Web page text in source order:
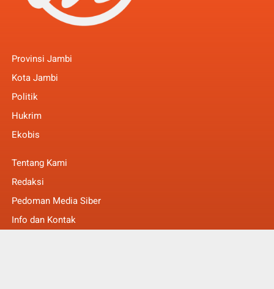
Provinsi Jambi
Kota Jambi
Politik
Hukrim
Ekobis
Tentang Kami
Redaksi
Pedoman Media Siber
Info dan Kontak